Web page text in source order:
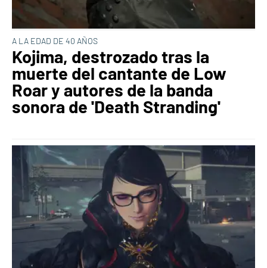
A LA EDAD DE 40 AÑOS
Kojima, destrozado tras la
muerte del cantante de Low
Roar y autores de la banda
sonora de 'Death Stranding'